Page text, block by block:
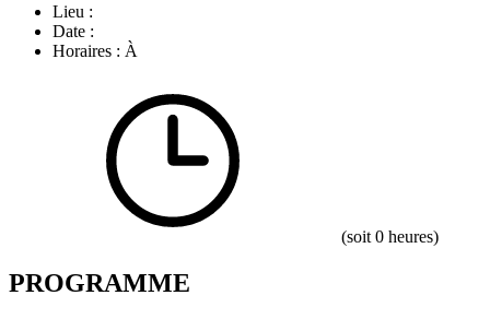
Lieu :
Date :
Horaires : À
(soit 0 heures)
PROGRAMME